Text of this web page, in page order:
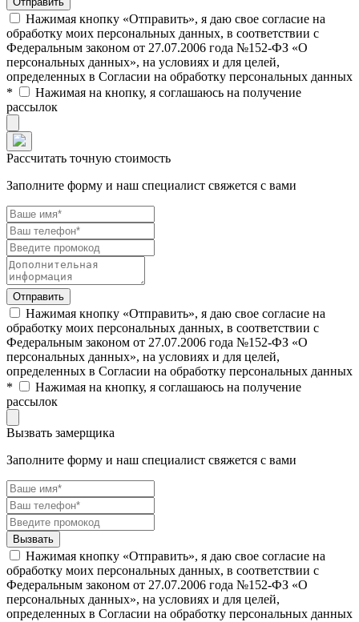
Нажимая кнопку «Отправить», я даю свое согласие на
обработку моих персональных данных, в соответствии с
Федеральным законом от 27.07.2006 года №152-ФЗ «О
персональных данных», на условиях и для целей,
определенных в Согласии на обработку персональных данных
*
Нажимая на кнопку, я соглашаюсь на получение
рассылок
Рассчитать точную стоимость
Заполните форму и наш специалист свяжется с вами
Нажимая кнопку «Отправить», я даю свое согласие на
обработку моих персональных данных, в соответствии с
Федеральным законом от 27.07.2006 года №152-ФЗ «О
персональных данных», на условиях и для целей,
определенных в Согласии на обработку персональных данных
*
Нажимая на кнопку, я соглашаюсь на получение
рассылок
Вызвать замерщика
Заполните форму и наш специалист свяжется с вами
Нажимая кнопку «Отправить», я даю свое согласие на
обработку моих персональных данных, в соответствии с
Федеральным законом от 27.07.2006 года №152-ФЗ «О
персональных данных», на условиях и для целей,
определенных в Согласии на обработку персональных данных